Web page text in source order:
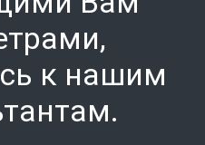
к нашим
ам.